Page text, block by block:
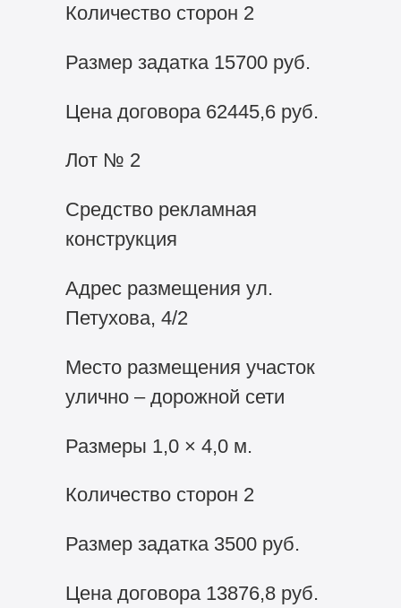
Количество сторон 2
Размер задатка 15700 руб.
Цена договора 62445,6 руб.
Лот № 2
Средство рекламная
конструкция
Адрес размещения ул.
Петухова, 4/2
Место размещения участок
улично – дорожной сети
Размеры 1,0 × 4,0 м.
Количество сторон 2
Размер задатка 3500 руб.
Цена договора 13876,8 руб.